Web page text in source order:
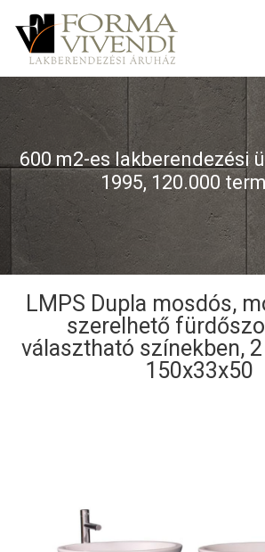
600 m2-es lakberendezési
1995, 120.000
LMPS Dupla mosdós,
szerelhető
választható színekben,
150x33x50